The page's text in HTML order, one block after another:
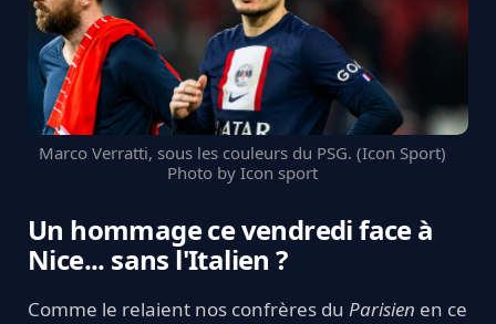
Marco Verratti, sous les couleurs du PSG. (Icon Sport)
Photo by Icon sport
Un hommage ce vendredi face à
Nice... sans l'Italien ?
Comme le relaient nos confrères du Parisien en ce